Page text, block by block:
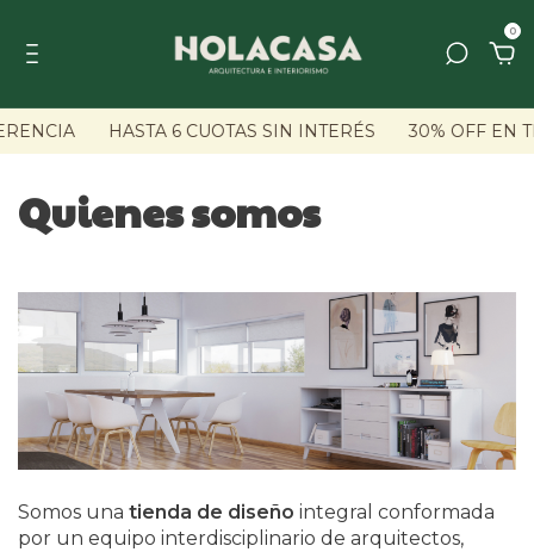
0
HASTA 6 CUOTAS SIN INTERÉS 30% OFF EN
Quienes somos
Somos una tienda de diseño integral conformada
por un equipo interdisciplinario de arquitectos,